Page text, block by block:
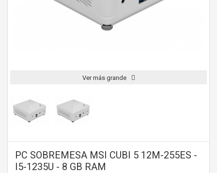
Ver más grande
PC SOBREMESA MSI CUBI 5 12M-255ES -
I5-1235U - 8 GB RAM